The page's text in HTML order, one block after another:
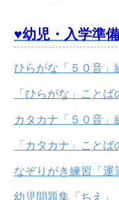
♥幼児・入学準
ひらがな「５０音」
「ひらがな」ことば
カタカナ「５０音」
「カタカナ」ことば
なぞりがき練習「運
幼児問題集「ちえ」